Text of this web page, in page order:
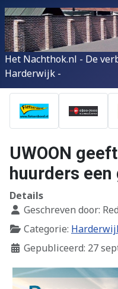
Het Nachthok.nl - De
Harderwijk -
UWOON
huurders
Details
Geschreven door:
Categorie:
Gepubliceerd: 27